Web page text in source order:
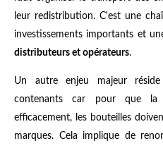
leur redistribution. C'est une
investissements importants et
distributeurs et opérateurs.
Un autre enjeu majeur
contenants car pour que la
efficacement, les bouteilles
marques. Cela implique de